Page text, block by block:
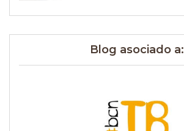
Blog asociado a: